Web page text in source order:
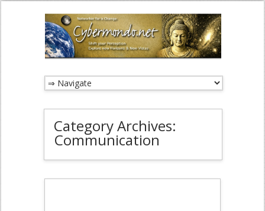
Category Archives:
Communication